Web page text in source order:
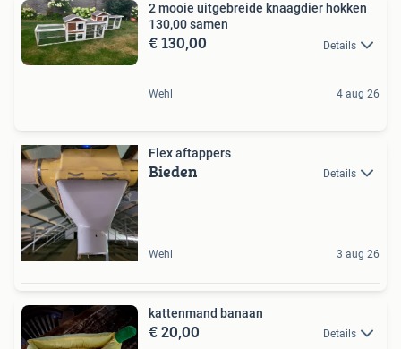
2 mooie uitgebreide knaagdier hokken
130,00 samen
€ 130,00 Details
Wehl 4 aug 26
Flex aftappers
Bieden Details
Wehl 3 aug 26
kattenmand banaan
€ 20,00 Details